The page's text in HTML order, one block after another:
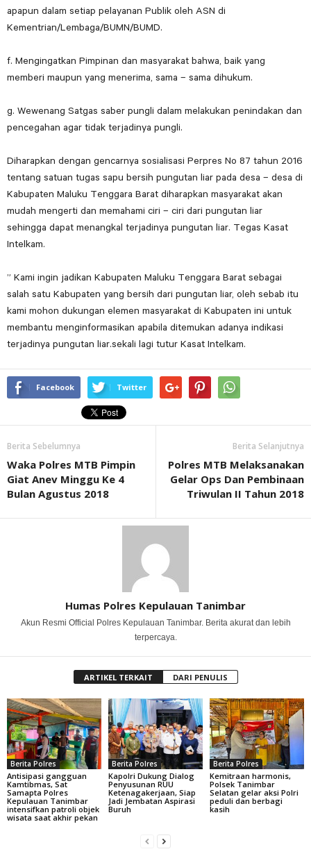
apapun dalam setiap pelayanan Publik oleh ASN di
Kementrian/Lembaga/BUMN/BUMD.
f. Mengingatkan Pimpinan dan masyarakat bahwa, baik yang
memberi maupun yang menerima, sama – sama dihukum.
g. Wewenang Satgas saber pungli dalam melakukan penindakan dan
pencegahan agar tidak terjadinya pungli.
Diharapkan dengan gencarnya sosialisasi Perpres No 87 tahun 2016
tentang satuan tugas sapu bersih pungutan liar pada desa – desa di
Kabupaten Maluku Tenggara Barat diharapkan masyarakat akan
mudah mengerti dan memahami ciri – ciri dari pungutan liar
sehingga dapat menangkal terjadinya pungutan liar. Tegas Kasat
Intelkam.
” Kami ingin jadikan Kabupaten Maluku Tenggara Barat sebagai
salah satu Kabupaten yang bersih dari pungutan liar, oleh sebab itu
kami mohon dukungan elemen masyarakat di Kabupaten ini untuk
membantu menginformasikan apabila ditemukan adanya indikasi
terjadinya pungutan liar.sekali lagi tutur Kasat Intelkam.
Facebook Twitter
Berita Sebelumnya
Waka Polres MTB Pimpin
Giat Anev Minggu Ke 4
Bulan Agustus 2018
Berita Selanjutnya
Polres MTB Melaksanakan
Gelar Ops Dan Pembinaan
Triwulan II Tahun 2018
Humas Polres Kepulauan Tanimbar
Akun Resmi Official Polres Kepulauan Tanimbar. Berita akurat dan lebih
terpercaya.
ARTIKEL TERKAIT DARI PENULIS
Berita Polres
Antisipasi gangguan
Kamtibmas, Sat
Samapta Polres
Kepulauan Tanimbar
intensifkan patroli objek
wisata saat akhir pekan
Berita Polres
Kapolri Dukung Dialog
Penyusunan RUU
Ketenagakerjaan, Siap
Jadi Jembatan Aspirasi
Buruh
Berita Polres
Kemitraan harmonis,
Polsek Tanimbar
Selatan gelar aksi Polri
peduli dan berbagi
kasih